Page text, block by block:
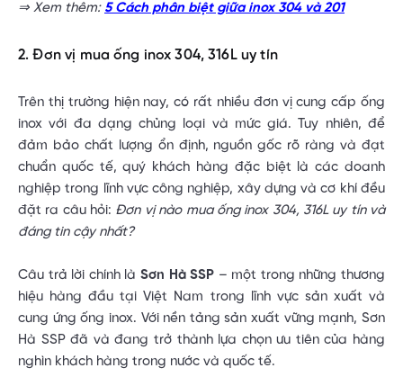
⇒ Xem thêm: 5 Cách phân biệt giữa inox 304 và 201
2. Đơn vị mua ống inox 304, 316L uy tín
Trên thị trường hiện nay, có rất nhiều đơn vị cung cấp ống
inox với đa dạng chủng loại và mức giá. Tuy nhiên, để
đảm bảo chất lượng ổn định, nguồn gốc rõ ràng và đạt
chuẩn quốc tế, quý khách hàng đặc biệt là các doanh
nghiệp trong lĩnh vực công nghiệp, xây dựng và cơ khí đều
đặt ra câu hỏi: Đơn vị nào mua ống inox 304, 316L uy tín và
đáng tin cậy nhất?
Câu trả lời chính là Sơn Hà SSP – một trong những thương
hiệu hàng đầu tại Việt Nam trong lĩnh vực sản xuất và
cung ứng ống inox. Với nền tảng sản xuất vững mạnh, Sơn
Hà SSP đã và đang trở thành lựa chọn ưu tiên của hàng
nghìn khách hàng trong nước và quốc tế.